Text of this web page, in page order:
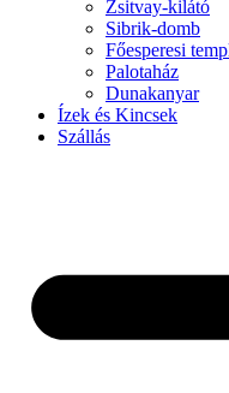
Zsitvay-kilátó
Sibrik-domb
Főesperesi
Palotaház
Dunakanyar
Ízek és Kincsek
Szállás